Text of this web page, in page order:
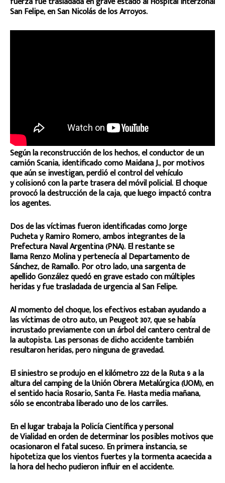
San Felipe, en San Nicolás de los Arroyos.
Según la reconstrucción de los hechos, el conductor de un
camión Scania, identificado como Maidana J., por motivos
que aún se investigan, perdió el control del vehículo
y colisionó con la parte trasera del móvil policial. El choque
provocó la destrucción de la caja, que luego impactó contra
los agentes.
Dos de las víctimas fueron identificadas como Jorge
Pucheta y Ramiro Romero, ambos integrantes de la
Prefectura Naval Argentina (PNA). El restante se
llama Renzo Molina y pertenecía al Departamento de
Sánchez, de Ramallo. Por otro lado, una sargenta de
apellido González quedó en grave estado con múltiples
heridas y fue trasladada de urgencia al San Felipe.
Al momento del choque, los efectivos estaban ayudando a
las víctimas de otro auto, un Peugeot 307, que se había
incrustado previamente con un árbol del cantero central de
la autopista. Las personas de dicho accidente también
resultaron heridas, pero ninguna de gravedad.
El siniestro se produjo en el kilómetro 222 de la Ruta 9 a la
altura del camping de la Unión Obrera Metalúrgica (UOM), en
el sentido hacia Rosario, Santa Fe. Hasta media mañana,
sólo se encontraba liberado uno de los carriles.
En el lugar trabaja la Policía Científica y personal
de Vialidad en orden de determinar los posibles motivos que
ocasionaron el fatal suceso. En primera instancia, se
hipotetiza que los vientos fuertes y la tormenta acaecida a
la hora del hecho pudieron influir en el accidente.